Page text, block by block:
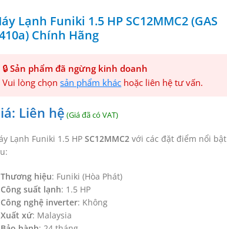
Lạnh Funiki 1.5 HP SC12MMC2 (GAS
Chính Hãng
🔒Sản phẩm đã ngừng kinh doanh
Vui lòng chọnsản phẩm khác hoặc liên hệ tư vấn.
Liên hệ
Lạnh Funiki 1.5 HPSC12MMC2 với các đặt điểm nổi bật
Thương hiệu: Funiki (Hòa Phát)
Công suất lạnh: 1.5 HP
Công nghệ inverter: Không
Xuất xứ: Malaysia